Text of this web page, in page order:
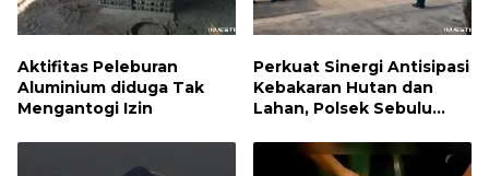
Aktifitas Peleburan
Aluminium diduga Tak
Mengantogi Izin
Perkuat Sinergi Antisipasi
Kebakaran Hutan dan
Lahan, Polsek Sebulu
Kesiapsiagaan Karhutla